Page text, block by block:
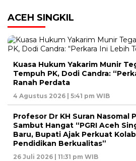
ACEH SINGKIL
Kuasa Hukum Yakarim Munir
Tempuh PK, Dodi Candra:
Ranah Perdata
4 Agustus 2026 | 5:41 pm WIB
Profesor Dr KH Suran Nasomal
Sambut Hangat “PGRI Aceh
Baru, Bupati Ajak Perkuat
Pendidikan Berkualitas”
26 Juli 2026 | 11:31 pm WIB